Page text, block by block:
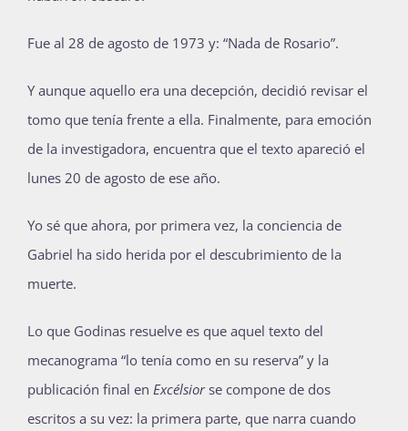
Fue al 28 de agosto de 1973 y: “Nada de Rosario”.
Y aunque aquello era una decepción, decidió revisar el
tomo que tenía frente a ella. Finalmente, para emoción
de la investigadora, encuentra que el texto apareció el
lunes 20 de agosto de ese año.
Yo sé que ahora, por primera vez, la conciencia de
Gabriel ha sido herida por el descubrimiento de la
muerte.
Lo que Godinas resuelve es que aquel texto del
mecanograma “lo tenía como en su reserva” y la
publicación final en Excélsiorse compone de dos
escritos a su vez: la primera parte, que narra cuando